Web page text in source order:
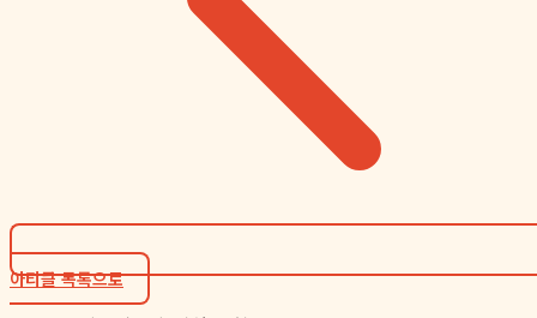
아티클 목록으로